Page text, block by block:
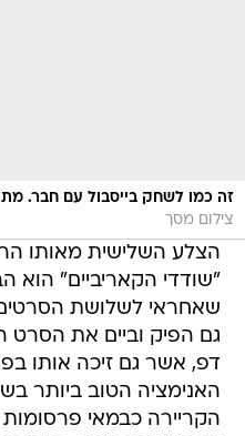
זה כמו לשחק בייסבול עם חבר.
צילום מסך
הצלע השלישית מאותו
"שודדי הקאריביים" הוא
שאחראי לשלושת
גם הפיק וביים את הסרט
דפ, אשר גם זיכה אותו
האנימציה הטוב ביותר
הקריירה כבמאי פרסומות